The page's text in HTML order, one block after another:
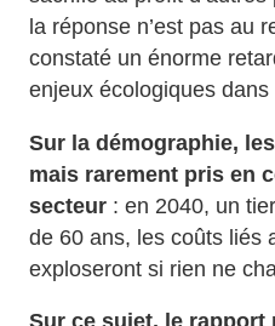
la réponse n’est pas au
constaté un énorme
enjeux écologiques
Sur la démographie,
mais rarement pris en
secteur : en 2040, un
de 60 ans, les coûts liés
exploseront si rien ne